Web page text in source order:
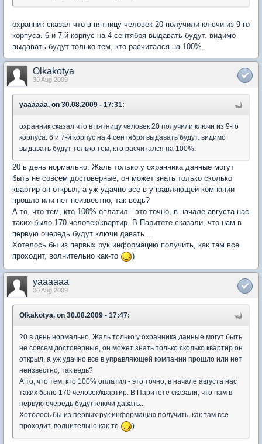
охранник сказал что в пятницу человек 20 получили ключи из 9-го
корпуса. 6 и 7-й корпус на 4 сентября выдавать будут. видимо
выдавать будут только тем, кто расчитался на 100%.
Olkakotya
30 Aug 2009
yaaaaaa, on 30.08.2009 - 17:31:
охранник сказал что в пятницу человек 20 получили ключи из 9-го
корпуса. 6 и 7-й корпус на 4 сентября выдавать будут. видимо
выдавать будут только тем, кто расчитался на 100%.
20 в день нормально. Жаль только у охранника данные могут
быть не совсем достоверные, он может знать только сколько
квартир он открыл, а уж удачно все в управляющей компании
прошло или нет неизвестно, так ведь?
А то, что тем, кто 100% оплатил - это точно, в начале августа нас
таких было 170 человек/квартир. В Паритете сказали, что нам в
первую очередь будут ключи давать...
Хотелось бы из первых рук информацию получить, как там все
проходит, волнительно как-то
)
yaaaaaa
30 Aug 2009
Olkakotya, on 30.08.2009 - 17:47:
20 в день нормально. Жаль только у охранника данные могут быть
не совсем достоверные, он может знать только сколько квартир он
открыл, а уж удачно все в управляющей компании прошло или нет
неизвестно, так ведь?
А то, что тем, кто 100% оплатил - это точно, в начале августа нас
таких было 170 человек/квартир. В Паритете сказали, что нам в
первую очередь будут ключи давать...
Хотелось бы из первых рук информацию получить, как там все
проходит, волнительно как-то
)